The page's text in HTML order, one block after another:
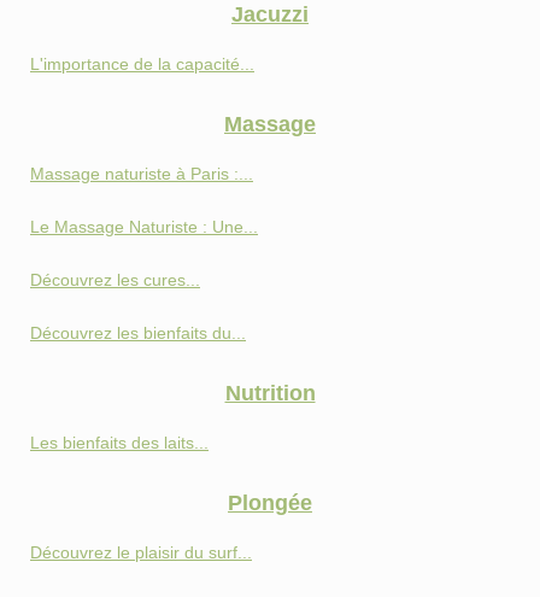
Jacuzzi
L'importance de la capacité...
Massage
Massage naturiste à Paris :...
Le Massage Naturiste : Une...
Découvrez les cures...
Découvrez les bienfaits du...
Nutrition
Les bienfaits des laits...
Plongée
Découvrez le plaisir du surf...